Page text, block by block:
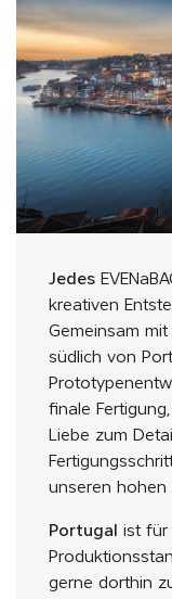
Jedes
kreativen
Gemeinsam
südlich von
finale
Liebe zum
unseren hohen
Portugal
ist für
gerne dorthin